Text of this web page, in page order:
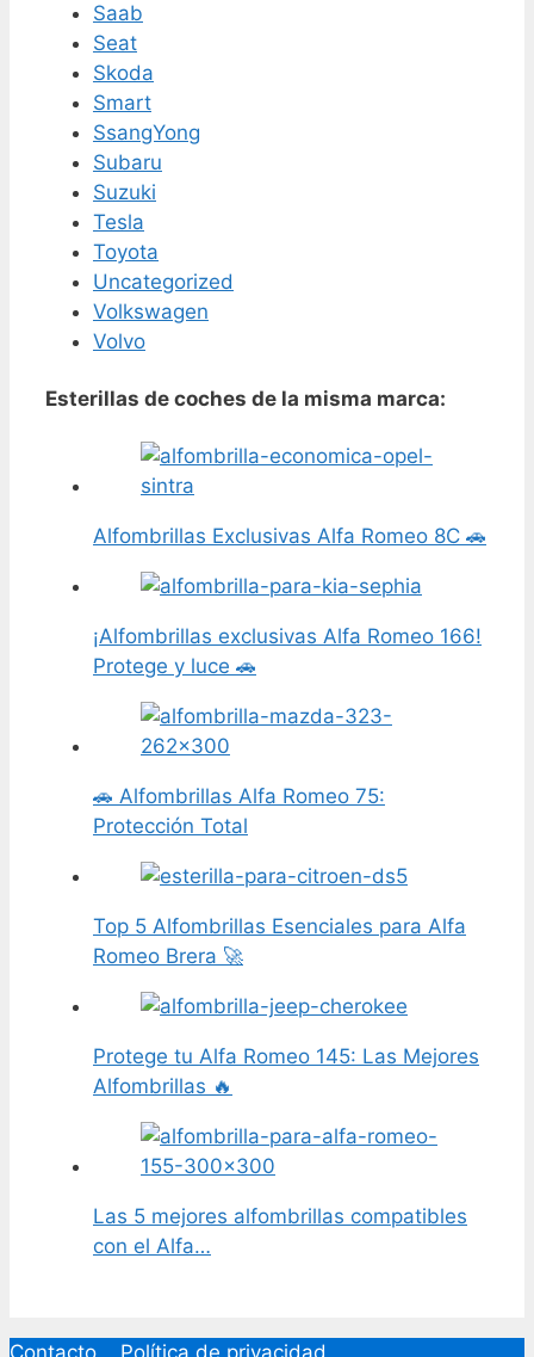
Saab
Seat
Skoda
Smart
SsangYong
Subaru
Suzuki
Tesla
Toyota
Uncategorized
Volkswagen
Volvo
Esterillas de coches de la misma marca:
Alfombrillas Exclusivas Alfa Romeo 8C 🚗
¡Alfombrillas exclusivas Alfa Romeo 166!
Protege y luce 🚗
🚗 Alfombrillas Alfa Romeo 75:
Protección Total
Top 5 Alfombrillas Esenciales para Alfa
Romeo Brera 🚀
Protege tu Alfa Romeo 145: Las Mejores
Alfombrillas 🔥
Las 5 mejores alfombrillas compatibles
con el Alfa…
Contacto Política de privacidad